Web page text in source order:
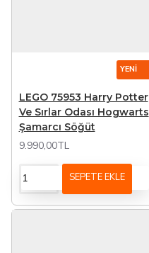
YENI
LEGO 75953 Harry Potter
Ve Sırlar Odası Hogwarts
Şamarcı Söğüt
9.990,00TL
SEPETE EKLE